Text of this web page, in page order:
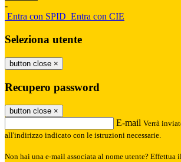
-
Entra con SPID Entra con CIE
Seleziona utente
button close ×
Recupero password
button close ×
E-mail Verrà
all'indirizzo indicato con le istruzioni necessarie.
Non hai una e-mail associata al nome utente? Effettua